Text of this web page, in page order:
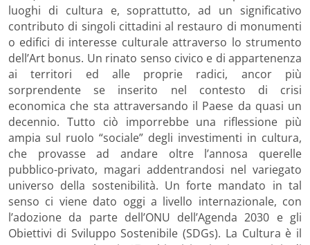
luoghi di cultura e, soprattutto, ad un significativo
contributo di singoli cittadini al restauro di monumenti
o edifici di interesse culturale attraverso lo strumento
dell’Art bonus. Un rinato senso civico e di appartenenza
ai territori ed alle proprie radici, ancor più
sorprendente se inserito nel contesto di crisi
economica che sta attraversando il Paese da quasi un
decennio. Tutto ciò imporrebbe una riflessione più
ampia sul ruolo “sociale” degli investimenti in cultura,
che provasse ad andare oltre l’annosa querelle
pubblico-privato, magari addentrandosi nel variegato
universo della sostenibilità. Un forte mandato in tal
senso ci viene dato oggi a livello internazionale, con
l’adozione da parte dell’ONU dell’Agenda 2030 e gli
Obiettivi di Sviluppo Sostenibile (SDGs). La Cultura è il